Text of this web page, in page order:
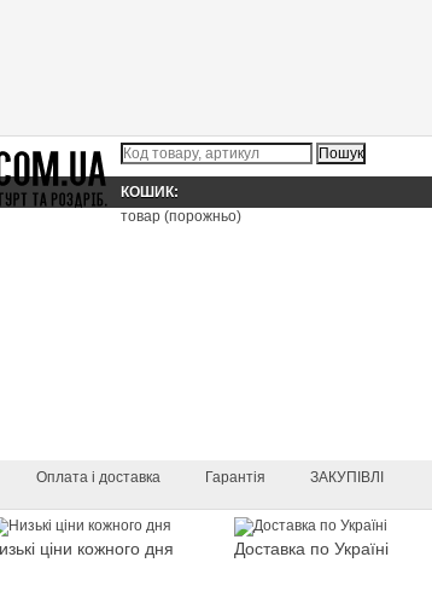
КОШИК:
товар (порожньо)
Оплата і доставка Гарантія ЗАКУПІВЛІ
ціни кожного дня Доставка по Україні